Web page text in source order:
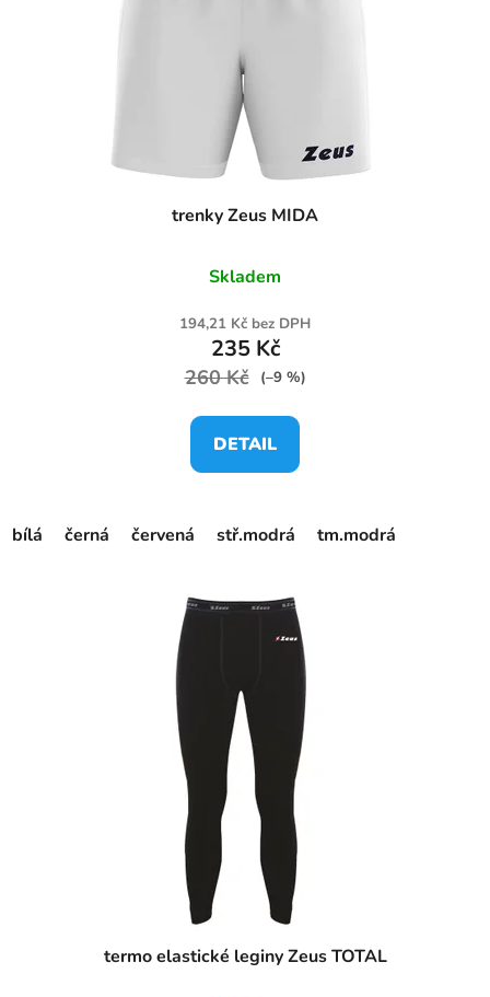
trenky Zeus MIDA
Skladem
194,21 Kč bez DPH
235 Kč
260 Kč (–9 %)
DETAIL
bílá černá červená stř.modrá tm.modrá
termo elastické leginy Zeus TOTAL